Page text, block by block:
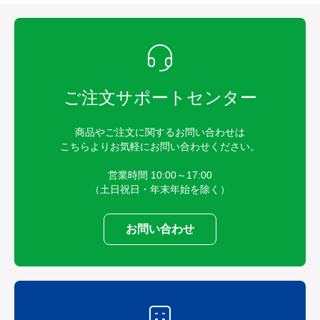
ご注文サポートセンター
商品やご注文に関するお問い合わせは
こちらよりお気軽にお問い合わせください。
営業時間 10:00～17:00
（土日祝日・年末年始を除く）
お問い合わせ